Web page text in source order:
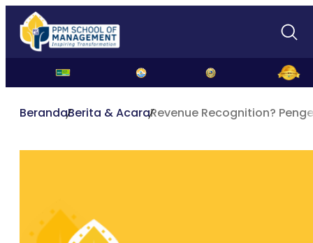
BerandaBerita & AcaraRevenue Recognition?